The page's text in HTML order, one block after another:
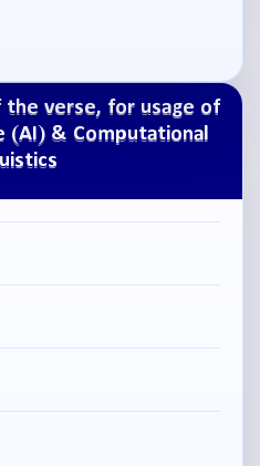
the verse, for usage of
(AI) & Computational